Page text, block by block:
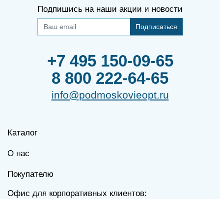
Подпишись на наши акции и новости
Подписаться
+7 495 150-09-65
8 800 222-64-65
info@podmoskovieopt.ru
Каталог
О нас
Покупателю
Офис для корпоративных клиентов: